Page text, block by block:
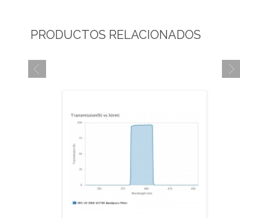
PRODUCTOS RELACIONADOS